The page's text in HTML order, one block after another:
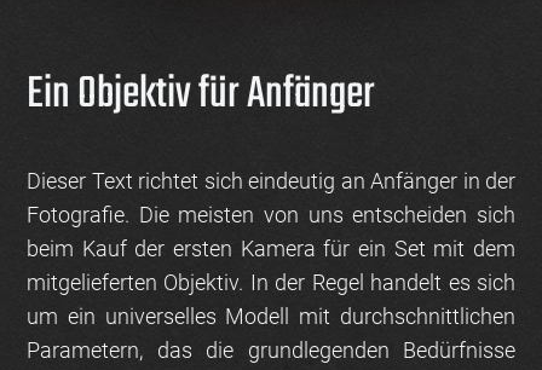
Ein Objektiv für Anfänger
Dieser Text richtet sich eindeutig an Anfänger in der
Fotografie. Die meisten von uns entscheiden sich
beim Kauf der ersten Kamera für ein Set mit dem
mitgelieferten Objektiv. In der Regel handelt es sich
um ein universelles Modell mit durchschnittlichen
Parametern, das die grundlegenden Bedürfnisse